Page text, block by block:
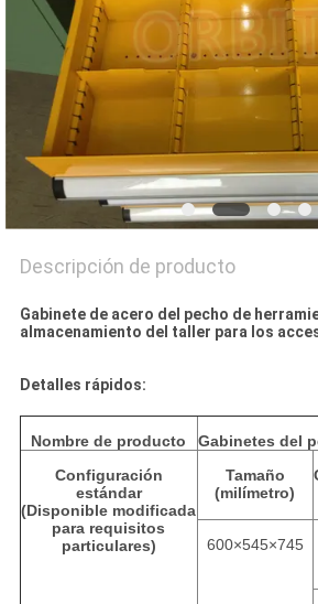
Descripción de producto
Gabinete de acero del pecho de
almacenamiento del taller para los
Detalles rápidos:
Nombre de producto
Gabinetes del
Configuración
estándar
(Disponible modificada
para requisitos
particulares)
Tamaño
(milímetro)
600×545×745